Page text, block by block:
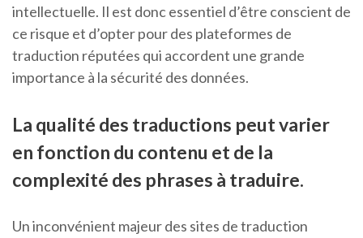
intellectuelle. Il est donc essentiel d’être conscient de
ce risque et d’opter pour des plateformes de
traduction réputées qui accordent une grande
importance à la sécurité des données.
La qualité des traductions peut varier
en fonction du contenu et de la
complexité des phrases à traduire.
Un inconvénient majeur des sites de traduction